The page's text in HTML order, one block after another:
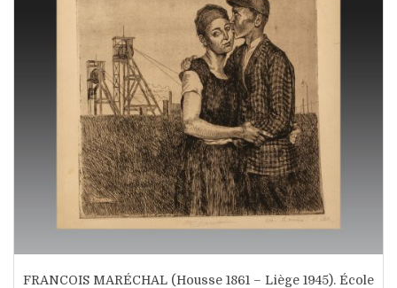
FRANCOIS MARÉCHAL (Housse 1861 – Liège 1945). École